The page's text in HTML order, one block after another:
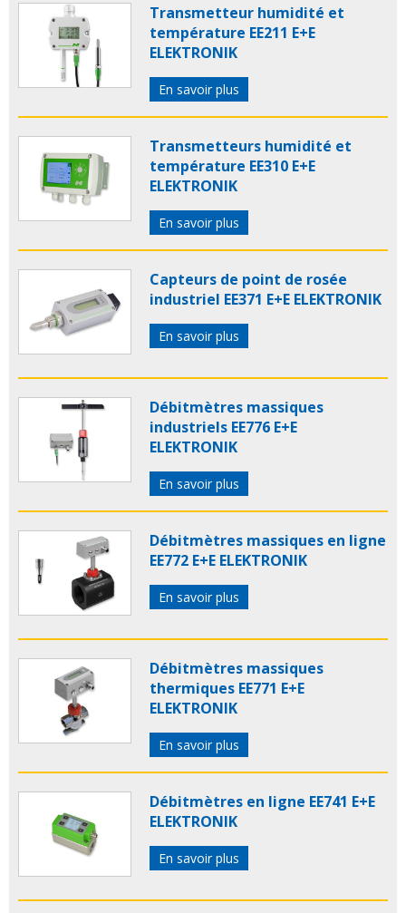
Transmetteur humidité et
température EE211 E+E
ELEKTRONIK
En savoir plus
Transmetteurs humidité et
température EE310 E+E
ELEKTRONIK
En savoir plus
Capteurs de point de rosée
industriel EE371 E+E ELEKTRONIK
En savoir plus
Débitmètres massiques
industriels EE776 E+E
ELEKTRONIK
En savoir plus
Débitmètres massiques en ligne
EE772 E+E ELEKTRONIK
En savoir plus
Débitmètres massiques
thermiques EE771 E+E
ELEKTRONIK
En savoir plus
Débitmètres en ligne EE741 E+E
ELEKTRONIK
En savoir plus